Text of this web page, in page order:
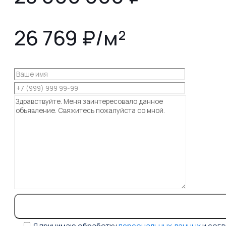
26 769 ₽/м²